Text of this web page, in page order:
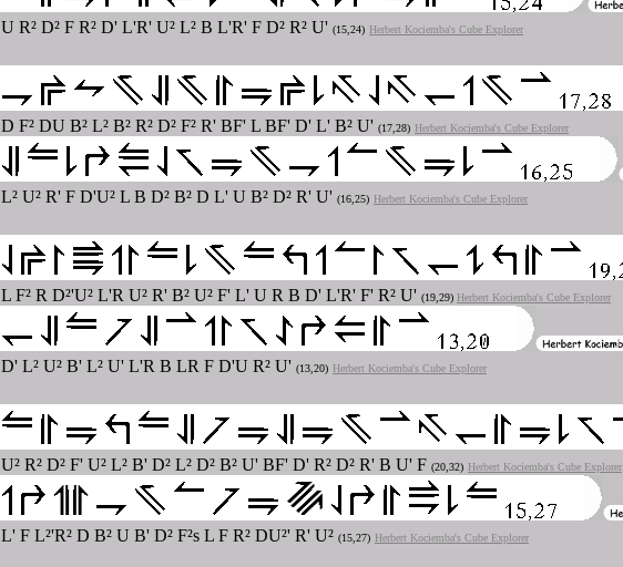
U R² D² F R² D' L'R' U² L² B L'R' F D² R² U' (15,24) Herbert Kociemba's Cube Explorer
D F² DU B² L² B² R² D² F² R' BF' L BF' D' L' B² U' (17,28) Herbert Kociemba's Cube Explorer
L² U² R' F D'U² L B D² B² D L' U B² D² R' U' (16,25) Herbert Kociemba's Cube Explorer
L F² R D²'U² L'R U² R' B² U² F' L' U R B D' L'R' F' R² U' (19,29) Herbert Kociemba's Cube Explorer
D' L² U² B' L² U' L'R B LR F D'U R² U' (13,20) Herbert Kociemba's Cube Explorer
U² R² D² F' U² L² B' D² L² D² B² U' BF' D' R² D² R' B U' F (20,32) Herbert Kociemba's Cube Explorer
L' F L²'R² D B² U B' D² F²s L F R² DU²' R' U² (15,27) Herbert Kociemba's Cube Explorer